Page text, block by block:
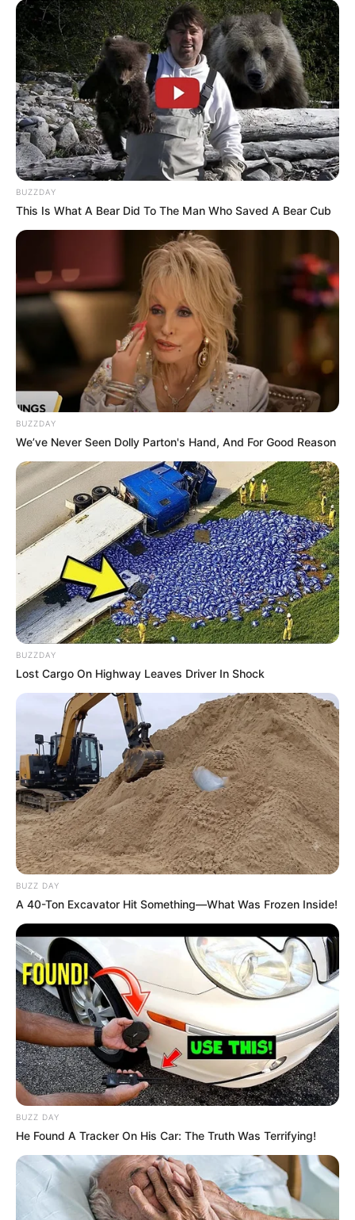
BUZZDAY
This Is What A Bear Did To The Man Who Saved A Bear Cub
BUZZDAY
We’ve Never Seen Dolly Parton's Hand, And For Good Reason
BUZZDAY
Lost Cargo On Highway Leaves Driver In Shock
BUZZ DAY
A 40-Ton Excavator Hit Something—What Was Frozen Inside!
BUZZ DAY
He Found A Tracker On His Car: The Truth Was Terrifying!